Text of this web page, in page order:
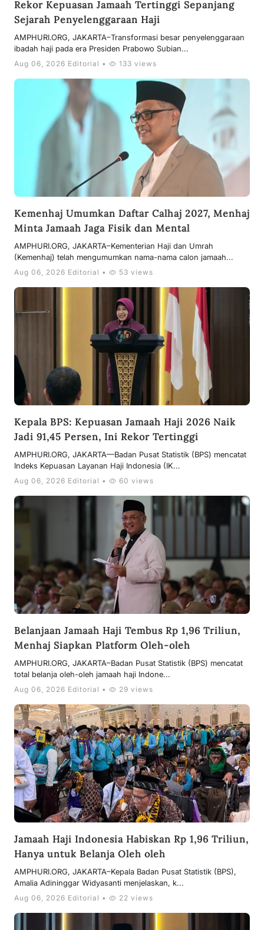
Rekor Kepuasan Jamaah Tertinggi Sepanjang
Sejarah Penyelenggaraan Haji
AMPHURI.ORG, JAKARTA–Transformasi besar penyelenggaraan
ibadah haji pada era Presiden Prabowo Subian...
Aug 06, 2026 Editorial • 133 views
Kemenhaj Umumkan Daftar Calhaj 2027, Menhaj
Minta Jamaah Jaga Fisik dan Mental
AMPHURI.ORG, JAKARTA–Kementerian Haji dan Umrah
(Kemenhaj) telah mengumumkan nama-nama calon jamaah...
Aug 06, 2026 Editorial • 53 views
Kepala BPS: Kepuasan Jamaah Haji 2026 Naik
Jadi 91,45 Persen, Ini Rekor Tertinggi
AMPHURI.ORG, JAKARTA—Badan Pusat Statistik (BPS) mencatat
Indeks Kepuasan Layanan Haji Indonesia (IK...
Aug 06, 2026 Editorial • 60 views
Belanjaan Jamaah Haji Tembus Rp 1,96 Triliun,
Menhaj Siapkan Platform Oleh-oleh
AMPHURI.ORG, JAKARTA–Badan Pusat Statistik (BPS) mencatat
total belanja oleh-oleh jamaah haji Indone...
Aug 06, 2026 Editorial • 29 views
Jamaah Haji Indonesia Habiskan Rp 1,96 Triliun,
Hanya untuk Belanja Oleh oleh
AMPHURI.ORG, JAKARTA–Kepala Badan Pusat Statistik (BPS),
Amalia Adininggar Widyasanti menjelaskan, k...
Aug 06, 2026 Editorial • 22 views